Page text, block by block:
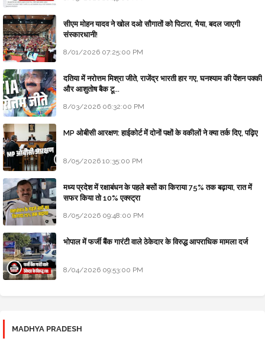
सीएम मोहन यादव ने खोल दओ सौगातों को पिटारा, भैया, बदल जाएगी
संस्कारधानी!
8/01/2026 07:25:00 PM
दतिया में नरोत्तम मिश्रा जीते, राजेंद्र भारती हार गए, घनश्याम की पेंशन पक्की
और आशुतोष बैक टू...
8/03/2026 06:32:00 PM
MP ओबीसी आरक्षण: हाईकोर्ट में दोनों पक्षों के वकीलों ने क्या तर्क दिए, पढ़िए
8/05/2026 10:35:00 PM
मध्य प्रदेश में रक्षाबंधन के पहले बसों का किराया 75% तक बढ़ाया, रात में
सफर किया तो 10% एक्स्ट्रा
8/05/2026 09:48:00 PM
भोपाल में फर्जी बैंक गारंटी वाले ठेकेदार के विरुद्ध आपराधिक मामला दर्ज
8/04/2026 09:53:00 PM
MADHYA PRADESH